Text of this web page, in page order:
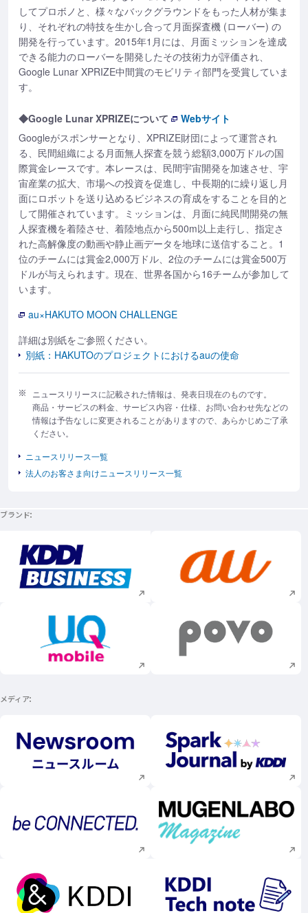
してプロボノと、様々なバックグラウンドをもった人材が集ま
り、それぞれの特技を生かし合って月面探査機 (ローバー) の
開発を行っています。2015年1月には、月面ミッションを達成
できる能力のローバーを開発したその技術力が評価され、
Google Lunar XPRIZE中間賞のモビリティ部門を受賞していま
す。
◆Google Lunar XPRIZEについて
Webサイト
Googleがスポンサーとなり、XPRIZE財団によって運営され
る、民間組織による月面無人探査を競う総額3,000万ドルの国
際賞金レースです。本レースは、民間宇宙開発を加速させ、宇
宙産業の拡大、市場への投資を促進し、中長期的に繰り返し月
面にロボットを送り込めるビジネスの育成をすることを目的と
して開催されています。ミッションは、月面に純民間開発の無
人探査機を着陸させ、着陸地点から500m以上走行し、指定さ
れた高解像度の動画や静止画データを地球に送信すること。1
位のチームには賞金2,000万ドル、2位のチームには賞金500万
ドルが与えられます。現在、世界各国から16チームが参加して
います。
au×HAKUTO MOON CHALLENGE
詳細は別紙をご参照ください。
別紙：HAKUTOのプロジェクトにおけるauの使命
ニュースリリースに記載された情報は、発表日現在のものです。
商品・サービスの料金、サービス内容・仕様、お問い合わせ先などの
情報は予告なしに変更されることがありますので、あらかじめご了承
ください。
ニュースリリース一覧
法人のお客さま向けニュースリリース一覧
ブランド
新規ウィンドウで開く 新規ウィンドウで
新規ウィンドウで開く 新規ウィンドウで
メディア
新規ウィンドウで開く 新規ウィンドウで
新規ウィンドウで開く 新規ウィンドウで
新規ウィンドウで開く 新規ウィンドウで